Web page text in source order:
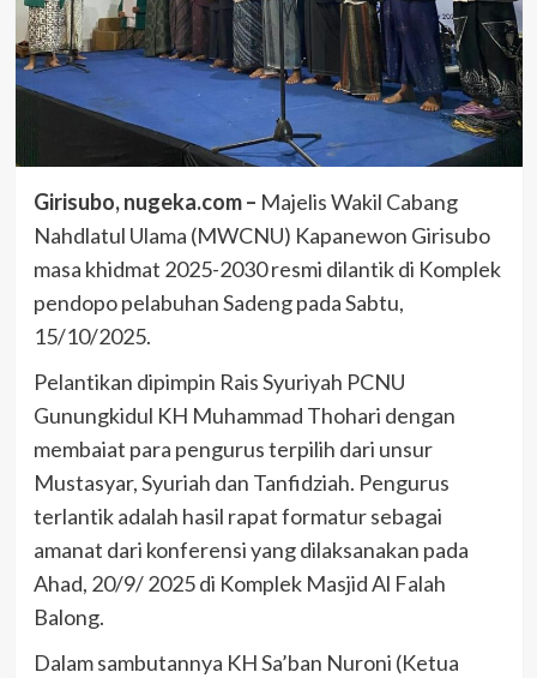
Girisubo, nugeka.com – Majelis Wakil Cabang
Nahdlatul Ulama (MWCNU) Kapanewon Girisubo
masa khidmat 2025-2030 resmi dilantik di Komplek
pendopo pelabuhan Sadeng pada Sabtu,
15/10/2025.
Pelantikan dipimpin Rais Syuriyah PCNU
Gunungkidul KH Muhammad Thohari dengan
membaiat para pengurus terpilih dari unsur
Mustasyar, Syuriah dan Tanfidziah. Pengurus
terlantik adalah hasil rapat formatur sebagai
amanat dari konferensi yang dilaksanakan pada
Ahad, 20/9/ 2025 di Komplek Masjid Al Falah
Balong.
Dalam sambutannya KH Sa’ban Nuroni (Ketua